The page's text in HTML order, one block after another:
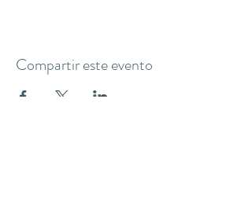
Compartir este evento